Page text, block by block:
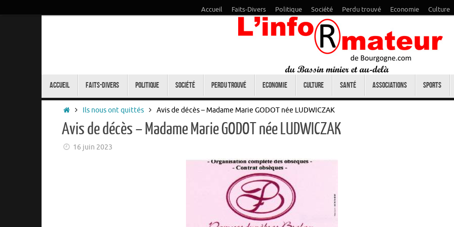
Accueil Faits-Divers Politique Société Perdu trouvé Economie Culture
Accueil Faits-Divers Politique Société Perdu trouvé Economie Culture Santé Associations Sports
Accueil
Ils nous ont quittés Avis de décès – Madame Marie GODOT née LUDWICZAK
Avis de décès – Madame Marie GODOT née LUDWICZAK
16 juin 2023